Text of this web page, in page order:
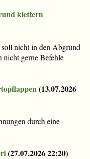
klettern
soll nicht in den Abgrund
nicht gerne Befehle
(13.07.2026
durch eine
(27.07.2026 22:20)